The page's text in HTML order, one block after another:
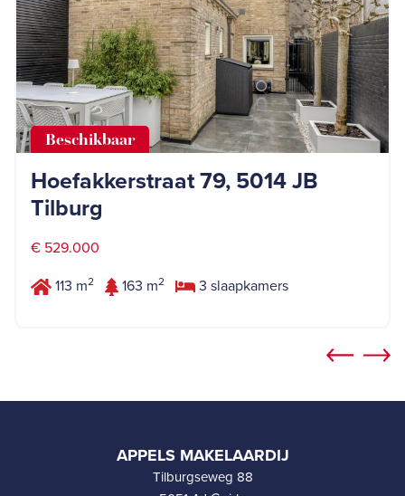
Beschikbaar
Hoefakkerstraat 79, 5014 JB
Tilburg
€ 529.000
113 m2 163 m2 3 slaapkamers
APPELS MAKELAARDIJ
Tilburgseweg 88